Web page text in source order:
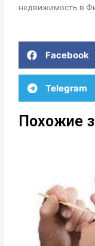
недвижимость в
Facebook
Telegram
Похожие